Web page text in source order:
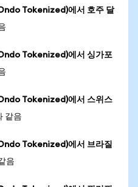
Tokenized)에서 호주 달
Tokenized)에서 싱가포
Tokenized)에서 스위스
같음
Tokenized)에서 브라질
음